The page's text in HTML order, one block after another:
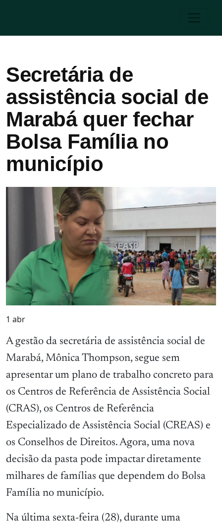
Secretária de
assistência social de
Marabá quer fechar
Bolsa Família no
município
1 abr
A gestão da secretária de assistência social de
Marabá, Mônica Thompson, segue sem
apresentar um plano de trabalho concreto para
os Centros de Referência de Assistência Social
(CRAS), os Centros de Referência
Especializado de Assistência Social (CREAS) e
os Conselhos de Direitos. Agora, uma nova
decisão da pasta pode impactar diretamente
milhares de famílias que dependem do Bolsa
Família no município.
Na última sexta-feira (28), durante uma